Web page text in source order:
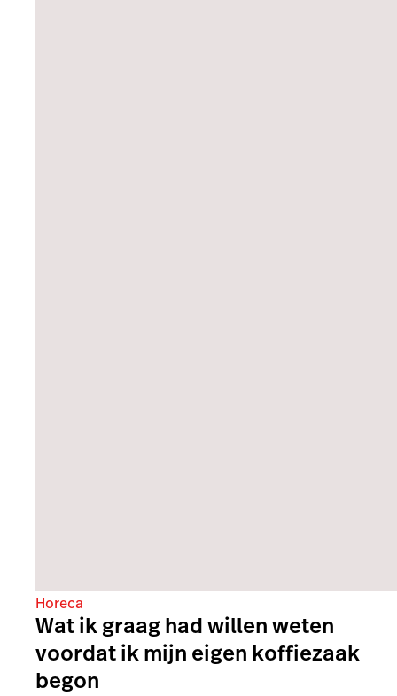
Horeca
Wat ik graag had willen weten
voordat ik mijn eigen koffiezaak
begon